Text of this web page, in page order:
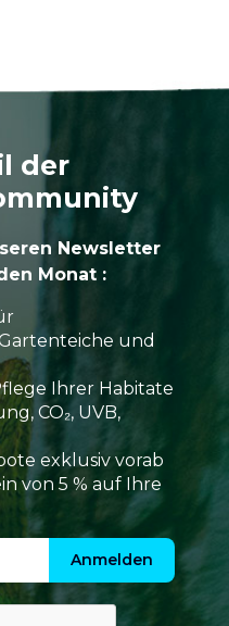
der
Newsletter
Monat :
und
Ihrer Habitate
CO₂, UVB,
exklusiv vorab
von 5 % auf Ihre
Anmelden